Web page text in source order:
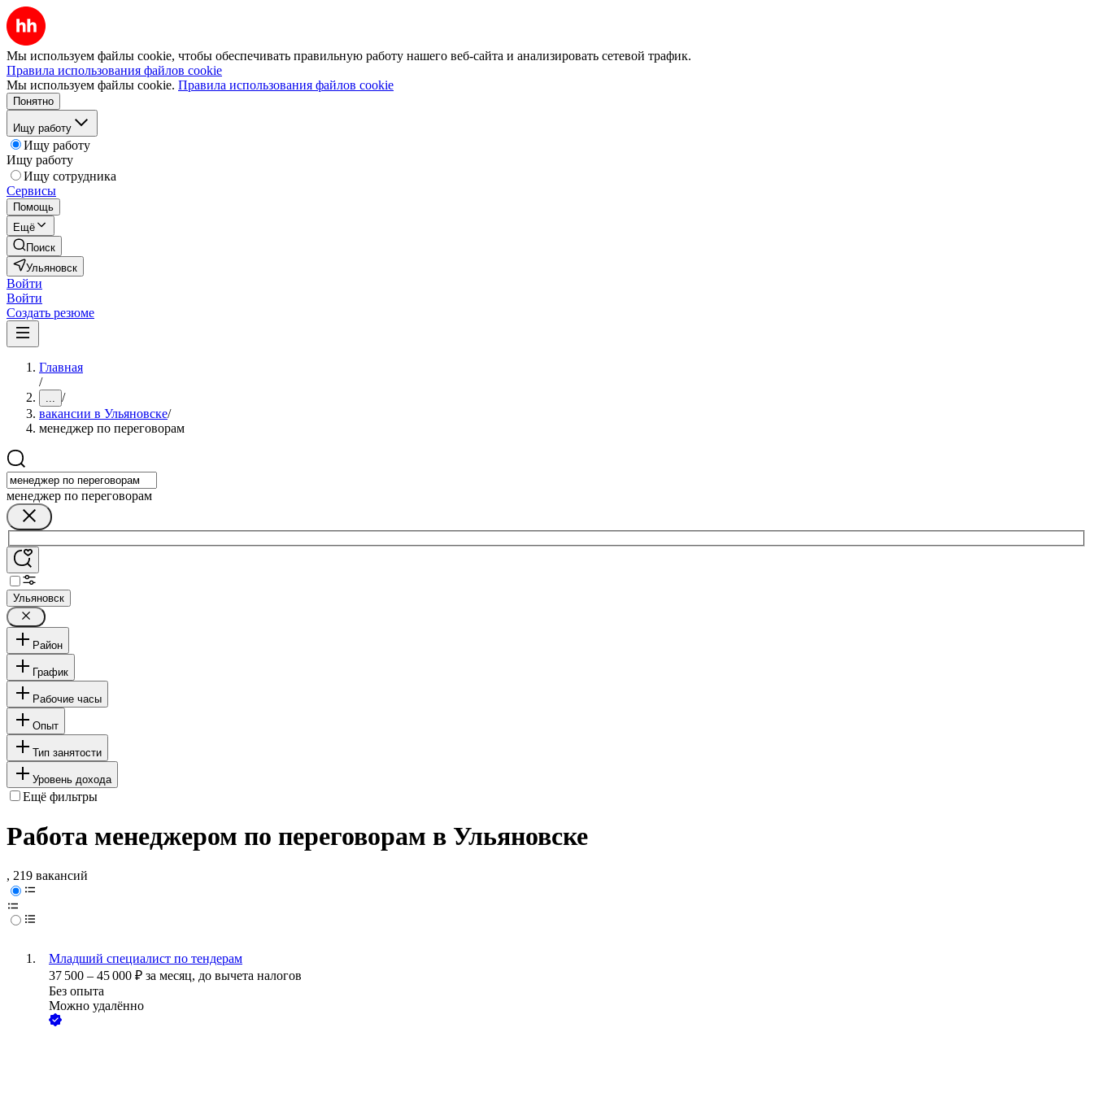
Мы используем файлы cookie, чтобы обеспечивать правильную работу нашего веб-сайта и анализировать сетевой трафик.
Правила использования файлов cookie
Мы используем файлы cookie. Правила использования файлов cookie
Понятно
Ищу работу
Ищу работу
Ищу работу
Ищу сотрудника
Сервисы
Помощь
Ещё
Поиск
Ульяновск
Войти
Войти
Создать резюме
Главная
/
... /
вакансии в Ульяновске/
менеджер по переговорам
менеджер по переговорам
Ульяновск
Район
График
Рабочие часы
Опыт
Тип занятости
Уровень дохода
Ещё фильтры
Работа менеджером по переговорам в Ульяновске
, 219 вакансий
Младший специалист по тендерам
37 500 – 45 000 ₽ за месяц, до вычета налогов
Без опыта
Можно удалённо